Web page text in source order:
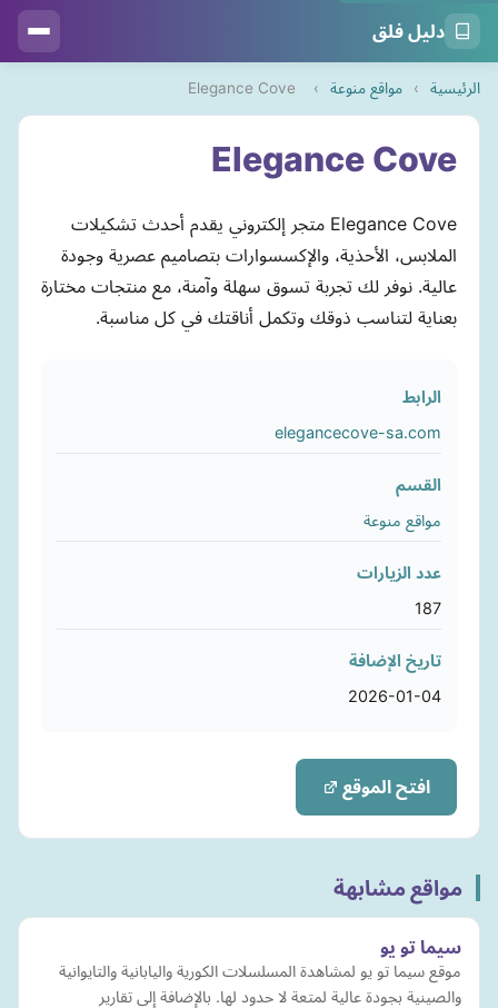
دليل فلق
الرئيسية › مواقع منوعة ›
Elegance Cove
Elegance Cove
Elegance Cove متجر إلكتروني يقدم أحدث تشكيلات
الملابس، الأحذية، والإكسسوارات بتصاميم عصرية وجودة
عالية. نوفر لك تجربة تسوق سهلة وآمنة، مع منتجات مختارة
بعناية لتناسب ذوقك وتكمل أناقتك في كل مناسبة.
الرابط
elegancecove-sa.com
القسم
مواقع منوعة
عدد الزيارات
187
تاريخ الإضافة
2026-01-04
افتح الموقع
مواقع مشابهة
سيما تو يو
موقع سيما تو يو لمشاهدة المسلسلات الكورية واليابانية والتايوانية
والصينية بجودة عالية لمتعة لا حدود لها. بالإضافة إلى تقارير